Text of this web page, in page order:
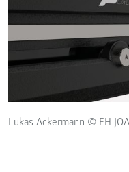
Lukas Ackermann © FH